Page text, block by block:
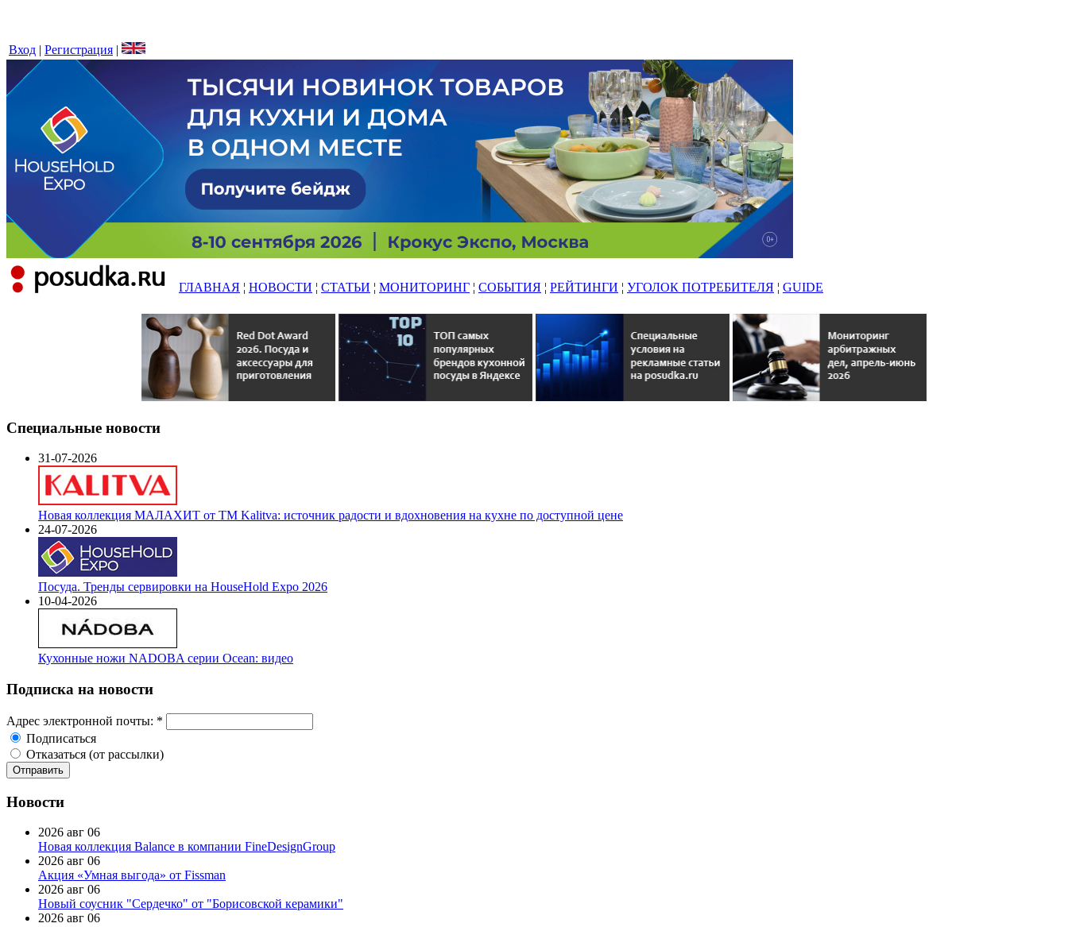
Вход | Регистрация |
ГЛАВНАЯ ¦ НОВОСТИ ¦ СТАТЬИ ¦ МОНИТОРИНГ ¦ СОБЫТИЯ ¦ РЕЙТИНГИ ¦ УГОЛОК ПОТРЕБИТЕЛЯ ¦ GUIDE
Специальные новости
31-07-2026
Новая коллекция МАЛАХИТ от ТМ Kalitva: источник радости и вдохновения на кухне по доступной цене
24-07-2026
Посуда. Тренды сервировки на HouseHold Expo 2026
10-04-2026
Кухонные ножи NADOBA серии Ocean: видео
Подписка на новости
Адрес электронной почты: *
Подписаться
Отказаться (от рассылки)
Новости
2026 авг 06
Новая коллекция Balance в компании FineDesignGroup
2026 авг 06
Акция «Умная выгода» от Fissman
2026 авг 06
Новый соусник "Сердечко" от "Борисовской керамики"
2026 авг 06